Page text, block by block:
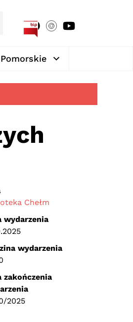
Pomorskie
Chełm
wydarzenia
wydarzenia
zakończenia
2025